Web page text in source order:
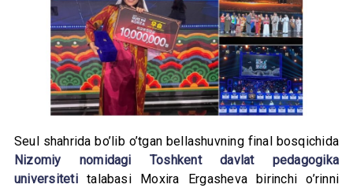
Seul shahrida bo’lib o’tgan bellashuvning final bosqichida
Nizomiy nomidagi Toshkent davlat pedagogika
universitetitalabasi Moxira Ergasheva birinchi o’rinni